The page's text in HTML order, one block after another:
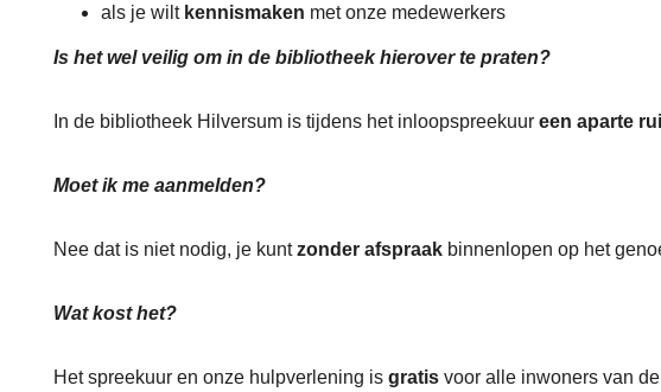
als je wilt kennismaken met onze medewerkers
Is het wel veilig om in de bibliotheek hierover te praten?
In de bibliotheek Hilversum is tijdens het inloopspreekuur een aparte
Moet ik me aanmelden?
Nee dat is niet nodig, je kuntzonder afspraak binnenlopen op het
Wat kost het?
Het spreekuur en onze hulpverlening is gratisvoor alle inwoners van